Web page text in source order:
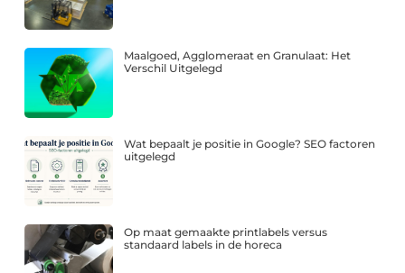
Maalgoed, Agglomeraat en Granulaat: Het
Verschil Uitgelegd
Wat bepaalt je positie in Google? SEO factoren
uitgelegd
Op maat gemaakte printlabels versus
standaard labels in de horeca